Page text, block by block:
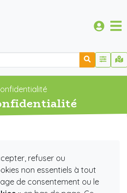
refuser ou
non essentiels à tout
de consentement ou le